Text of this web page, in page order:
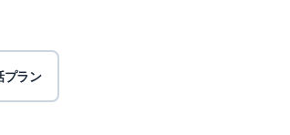
プラン